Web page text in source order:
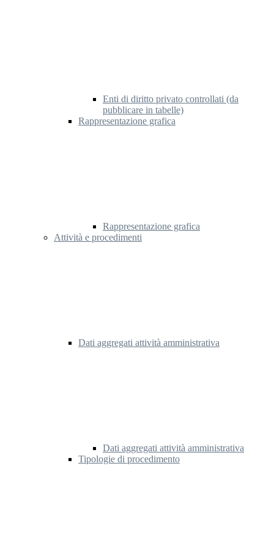
Enti di diritto privato controllati (da
pubblicare in tabelle)
Rappresentazione grafica
Rappresentazione grafica
Attività e procedimenti
Dati aggregati attività amministrativa
Dati aggregati attività amministrativa
Tipologie di procedimento